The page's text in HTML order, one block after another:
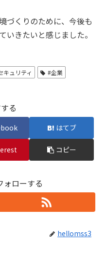
づくりのために、今後も
いきたいと感じました。
キュリティ
#企業
る
はてブ
コピー
ローする
hellomss3